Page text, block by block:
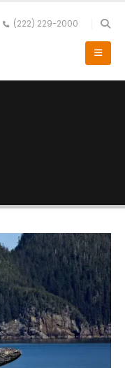
(222) 229-2000